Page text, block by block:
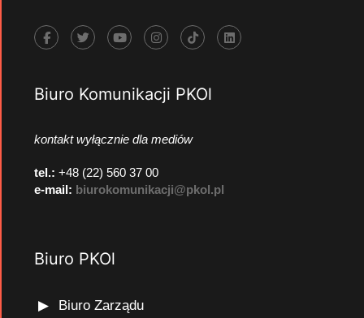
Biuro Komunikacji PKOl
kontakt wyłącznie dla mediów
tel.: +48 (22) 560 37 00
e-mail: biurokomunikacji@pkol.pl
Biuro PKOl
Biuro Zarządu